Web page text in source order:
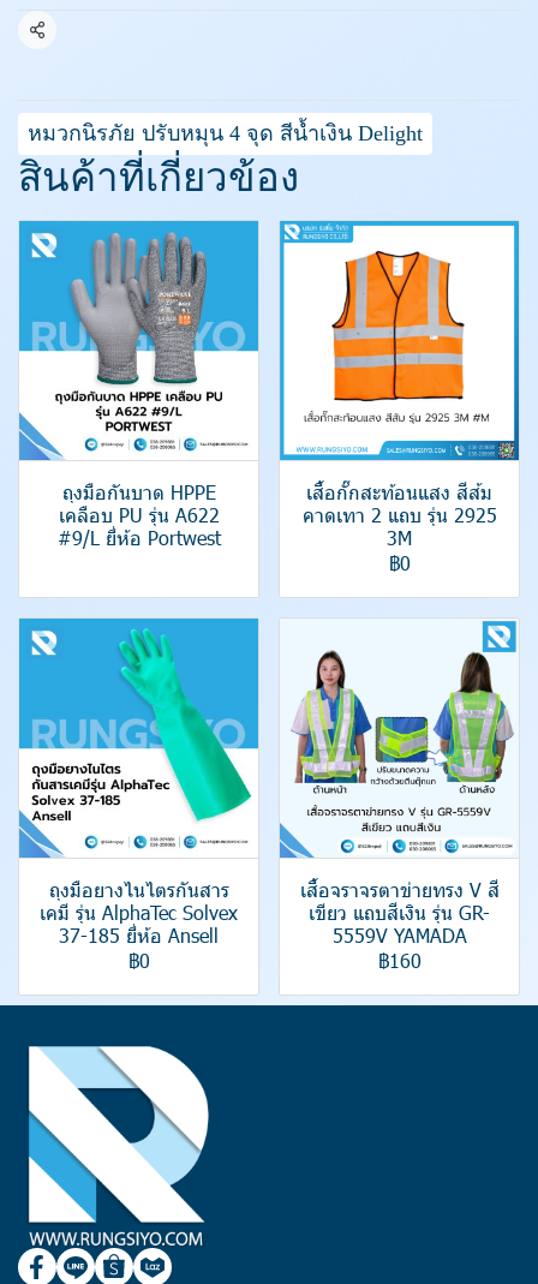
แชร์
หมวกนิรภัย ปรับหมุน 4 จุด สีน้ำเงิน Delight
สินค้าที่เกี่ยวข้อง
ถุงมือกันบาด HPPE
เคลือบ PU รุ่น A622
#9/L ยี่ห้อ Portwest
เสื้อกั๊กสะท้อนแสง สีส้ม
คาดเทา 2 แถบ รุ่น 2925
3M
฿0
ถุงมือยางไนไตรกันสาร
เคมี รุ่น AlphaTec Solvex
37-185 ยี่ห้อ Ansell
฿0
เสื้อจราจรตาข่ายทรง V สี
เขียว แถบสีเงิน รุ่น GR-
5559V YAMADA
฿160